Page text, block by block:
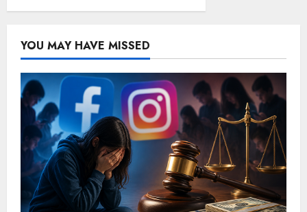
YOU MAY HAVE MISSED